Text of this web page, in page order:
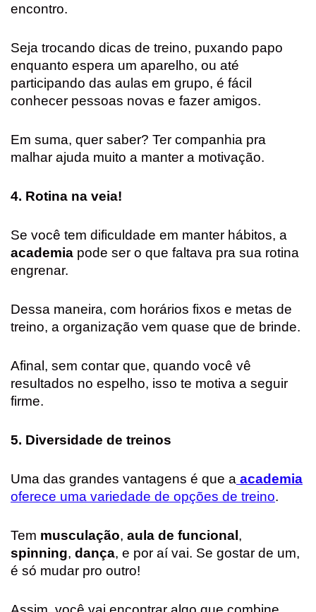
encontro.
Seja trocando dicas de treino, puxando papo
enquanto espera um aparelho, ou até
participando das aulas em grupo, é fácil
conhecer pessoas novas e fazer amigos.
Em suma, quer saber? Ter companhia pra
malhar ajuda muito a manter a motivação.
4. Rotina na veia!
Se você tem dificuldade em manter hábitos, a
academia pode ser o que faltava pra sua rotina
engrenar.
Dessa maneira, com horários fixos e metas de
treino, a organização vem quase que de brinde.
Afinal, sem contar que, quando você vê
resultados no espelho, isso te motiva a seguir
firme.
5. Diversidade de treinos
Uma das grandes vantagens é que a academia
oferece uma variedade de opções de treino.
Tem musculação, aula de funcional ,
spinning, dança, e por aí vai. Se gostar de um,
é só mudar pro outro!